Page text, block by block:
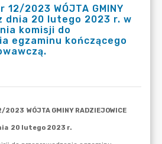
12/2023 WÓJTA GMINY
z dnia 20 lutego 2023 r. w
komisji do
egzaminu kończącego